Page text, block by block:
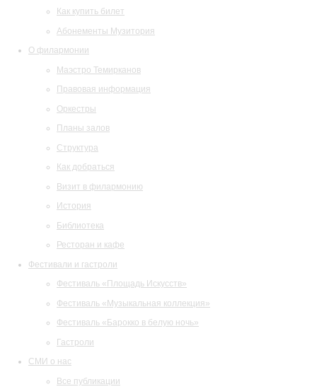
Как купить билет
Абонементы Музитория
О филармонии
Маэстро Темирканов
Правовая информация
Оркестры
Планы залов
Структура
Как добраться
Визит в филармонию
История
Библиотека
Ресторан и кафе
Фестивали и гастроли
Фестиваль «Площадь Искусств»
Фестиваль «Музыкальная коллекция»
Фестиваль «Барокко в белую ночь»
Гастроли
СМИ о нас
Все публикации